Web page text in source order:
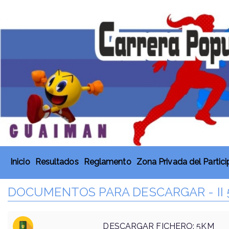
Inicio Resultados Reglamento Zona Privada del
DOCUMENTOS PARA DESCARGAR -
DESCARGAR FICHERO: 5KM